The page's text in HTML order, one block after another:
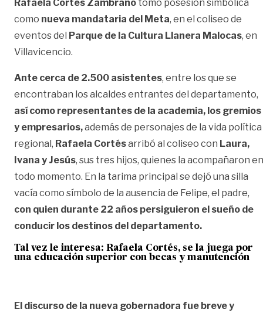
Rafaela Cortés Zambrano tomó posesión simbólica
como nueva mandataria del Meta, en el coliseo de
eventos del Parque de la Cultura Llanera Malocas, en
Villavicencio.
Ante cerca de 2.500 asistentes, entre los que se
encontraban los alcaldes entrantes del departamento,
así como representantes de la academia, los gremios
y empresarios,además de personajes de la vida política
regional, Rafaela Cortésarribó al coliseo con Laura,
Ivana y Jesús, sus tres hijos, quienes la acompañaron en
todo momento. En la tarima principal se dejó una silla
vacía como símbolo de la ausencia de Felipe, el padre,
con quien durante 22 años persiguieron el sueño de
conducir los destinos del departamento.
Tal vez le interesa: Rafaela Cortés, se la juega por
una educación superior con becas y manutención
El discurso de la nueva gobernadora fue breve y